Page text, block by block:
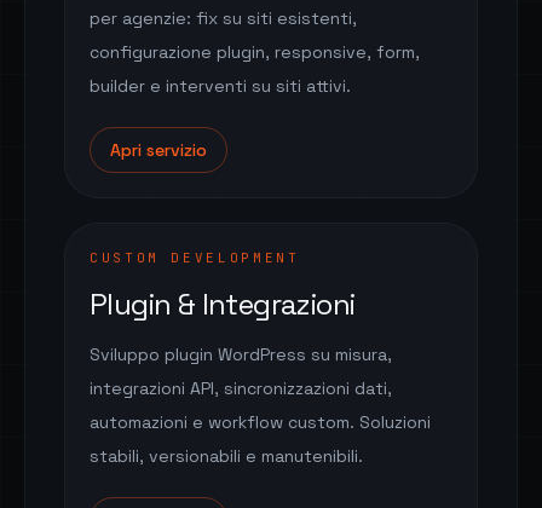
per agenzie: fix su siti esistenti,
configurazione plugin, responsive, form,
builder e interventi su siti attivi.
Apri servizio
CUSTOM DEVELOPMENT
Plugin & Integrazioni
Sviluppo plugin WordPress su misura,
integrazioni API, sincronizzazioni dati,
automazioni e workflow custom. Soluzioni
stabili, versionabili e manutenibili.